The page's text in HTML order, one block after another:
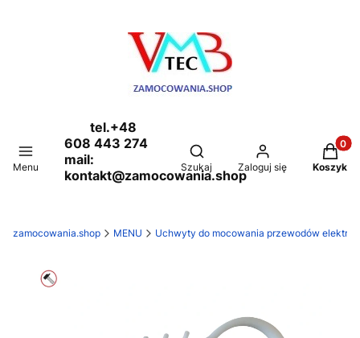
Menu
tel.+48
608 443 274
mail:
kontakt@zamocowania.shop
Otwórz wyszukiwarkę
Szukaj Zaloguj się Koszyk
zamocowania.shop MENU Uchwyty do mocowania przewodów